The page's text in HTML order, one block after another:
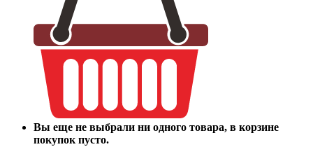
Вы еще не выбрали ни одного товара, в корзине
покупок пусто.